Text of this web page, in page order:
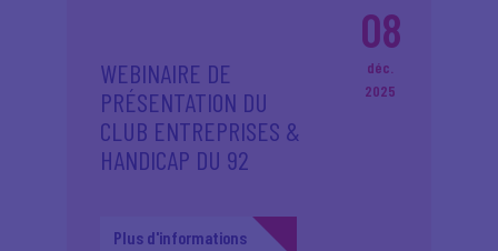
08
déc.
2025
WEBINAIRE DE
PRÉSENTATION DU
CLUB ENTREPRISES &
HANDICAP DU 92
Plus d'informations